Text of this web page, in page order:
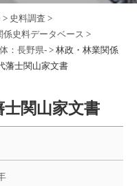
> 史料調査 >
係史料データベース >
：長野県- > 林政・林業関係
藩士関山家文書
関山家文書